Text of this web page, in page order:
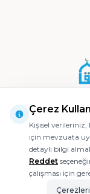
Güvenli
geç bir iş
altındadır.
Müşteri
herhangi
içinde
paketleme
Ajanstek E-
Çerez
Kişisel
için mevzuata
detaylı bilgi
Reddet
çalışması için